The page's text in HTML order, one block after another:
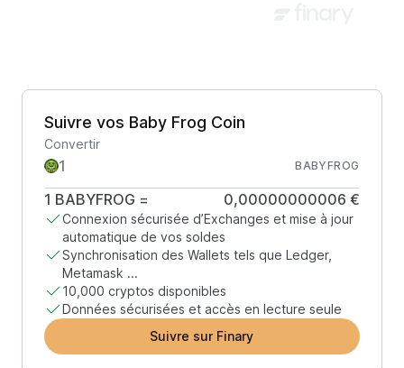
Suivre vos Baby Frog Coin
Convertir
BABYFROG
1 BABYFROG = 0,00000000006 €
Connexion sécurisée d’Exchanges et mise à jour
automatique de vos soldes
Synchronisation des Wallets tels que Ledger,
Metamask ...
10,000 cryptos disponibles
Données sécurisées et accès en lecture seule
Suivre sur Finary